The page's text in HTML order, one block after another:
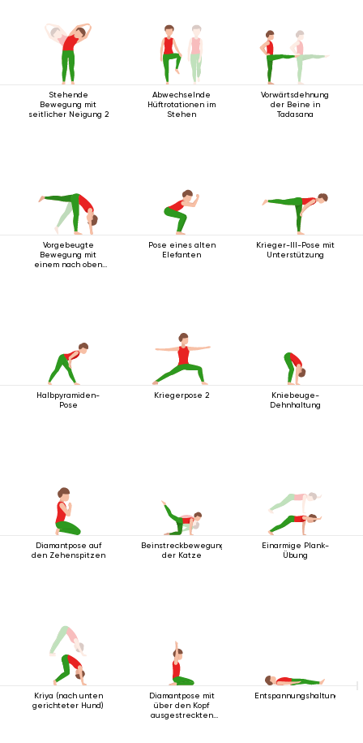
Stehende
Bewegung mit
seitlicher Neigung 2
Abwechselnde
Hüftrotationen im
Stehen
Vorwärtsdehnung
der Beine in
Tadasana
Vorgebeugte
Bewegung mit
einem nach oben
Pose eines alten
Elefanten
Krieger-III-Pose mit
Unterstützung
Halbpyramiden-
Pose
Kriegerpose 2
Kniebeuge-
Dehnhaltung
Diamantpose auf
den Zehenspitzen
Beinstreckbewegung
der Katze
Einarmige Plank-
Übung
Kriya (nach unten
gerichteter Hund)
Diamantpose mit
über den Kopf
ausgestreckten
Entspannungshaltung